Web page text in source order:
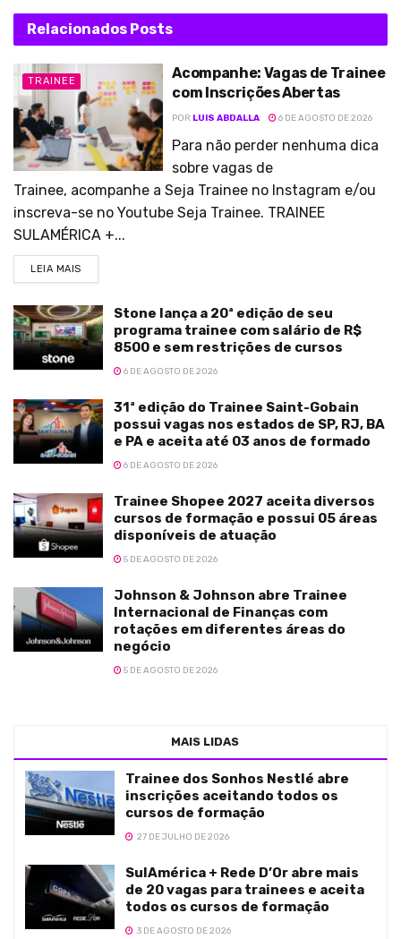
Relacionados Posts
TRAINEE
Acompanhe: Vagas de Trainee
com Inscrições Abertas
POR LUIS ABDALLA 6 DE AGOSTO DE 2026
Para não perder nenhuma dica
sobre vagas de
Trainee, acompanhe a Seja Trainee no Instagram e/ou
inscreva-se no Youtube Seja Trainee. TRAINEE
SULAMÉRICA +...
LEIA MAIS
Stone lança a 20ª edição de seu
programa trainee com salário de R$
8500 e sem restrições de cursos
6 DE AGOSTO DE 2026
31ª edição do Trainee Saint-Gobain
possui vagas nos estados de SP, RJ, BA
e PA e aceita até 03 anos de formado
6 DE AGOSTO DE 2026
Trainee Shopee 2027 aceita diversos
cursos de formação e possui 05 áreas
disponíveis de atuação
5 DE AGOSTO DE 2026
Johnson & Johnson abre Trainee
Internacional de Finanças com
rotações em diferentes áreas do
negócio
5 DE AGOSTO DE 2026
MAIS LIDAS
Trainee dos Sonhos Nestlé abre
inscrições aceitando todos os
cursos de formação
27 DE JULHO DE 2026
SulAmérica + Rede D’Or abre mais
de 20 vagas para trainees e aceita
todos os cursos de formação
3 DE AGOSTO DE 2026